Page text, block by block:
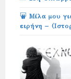
Μίλα μου
ειρήνη –